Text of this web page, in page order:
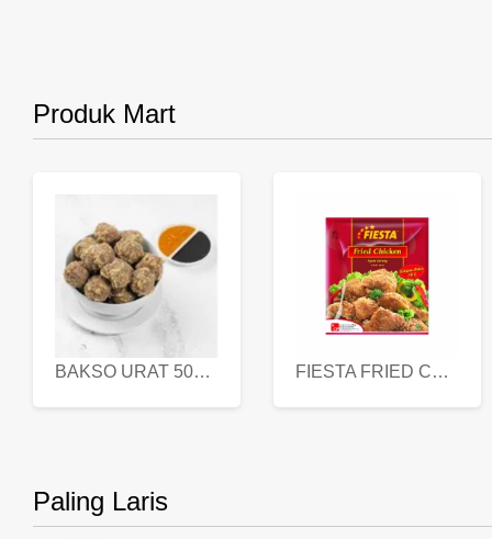
Produk Mart
BAKSO URAT 500 GR FIESTA FRIED CHICKEN 500 GR
Paling Laris